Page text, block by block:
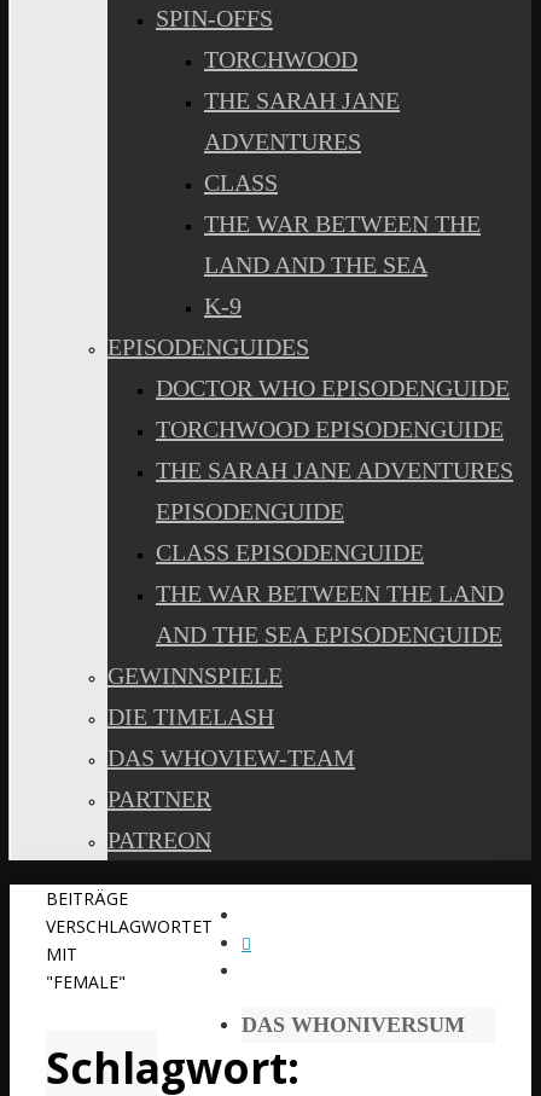
SPIN-OFFS
TORCHWOOD
THE SARAH JANE
ADVENTURES
CLASS
THE WAR BETWEEN THE
LAND AND THE SEA
K-9
EPISODENGUIDES
DOCTOR WHO EPISODENGUIDE
TORCHWOOD EPISODENGUIDE
THE SARAH JANE ADVENTURES
EPISODENGUIDE
CLASS EPISODENGUIDE
THE WAR BETWEEN THE LAND
AND THE SEA EPISODENGUIDE
GEWINNSPIELE
DIE TIMELASH
DAS WHOVIEW-TEAM
PARTNER
PATREON
START
BEITRÄGE
VERSCHLAGWORTET
MIT
"FEMALE"
Schlagwort:
DAS WHONIVERSUM